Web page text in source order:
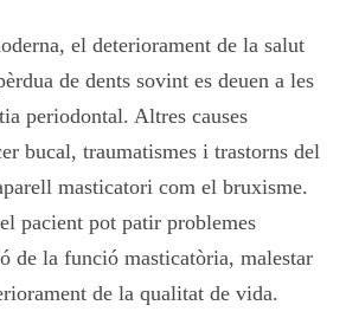
el deteriorament de la salut
de dents sovint es deuen a les
periodontal. Altres causes
bucal, traumatismes i trastorns del
masticatori com el bruxisme.
pacient pot patir problemes
de la funció masticatòria, malestar
de la qualitat de vida.